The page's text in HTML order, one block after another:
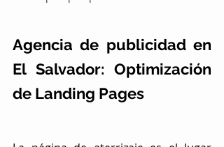
Agencia de publicidad en
El Salvador: Optimización
de Landing Pages